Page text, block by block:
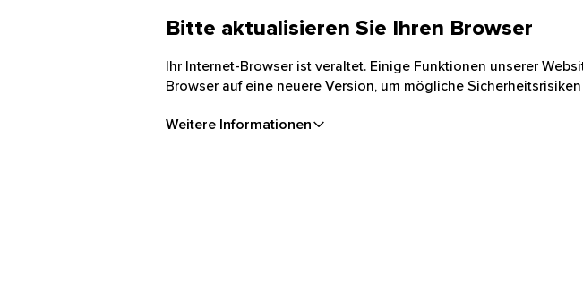
Bitte aktualisieren Sie Ihren Browser
Ihr Internet-Browser ist veraltet. Einige Funktionen unserer
Browser auf eine neuere Version, um mögliche
Weitere Informationen